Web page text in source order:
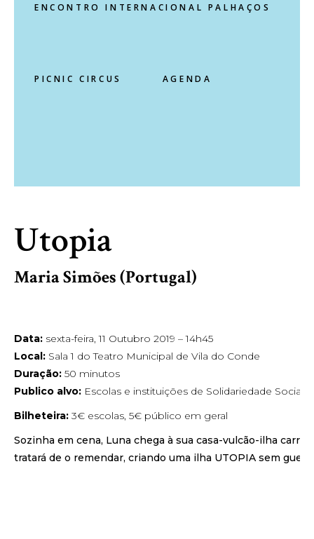
ENCONTRO INTERNACIONAL PALHAÇOS
PICNIC CIRCUS AGENDA
Utopia
Maria Simões (Portugal)
Data: sexta-feira, 11 Outubro 2019 – 14h45
Local: Sala 1 do Teatro Municipal de Vila do Conde
Duração: 50 minutos
Publico alvo: Escolas e instituições de Solidariedade
Bilheteira: 3€ escolas, 5€ público em geral
Sozinha em cena, Luna chega à sua casa-vulcão-ilha
tratará de o remendar, criando uma ilha UTOPIA sem